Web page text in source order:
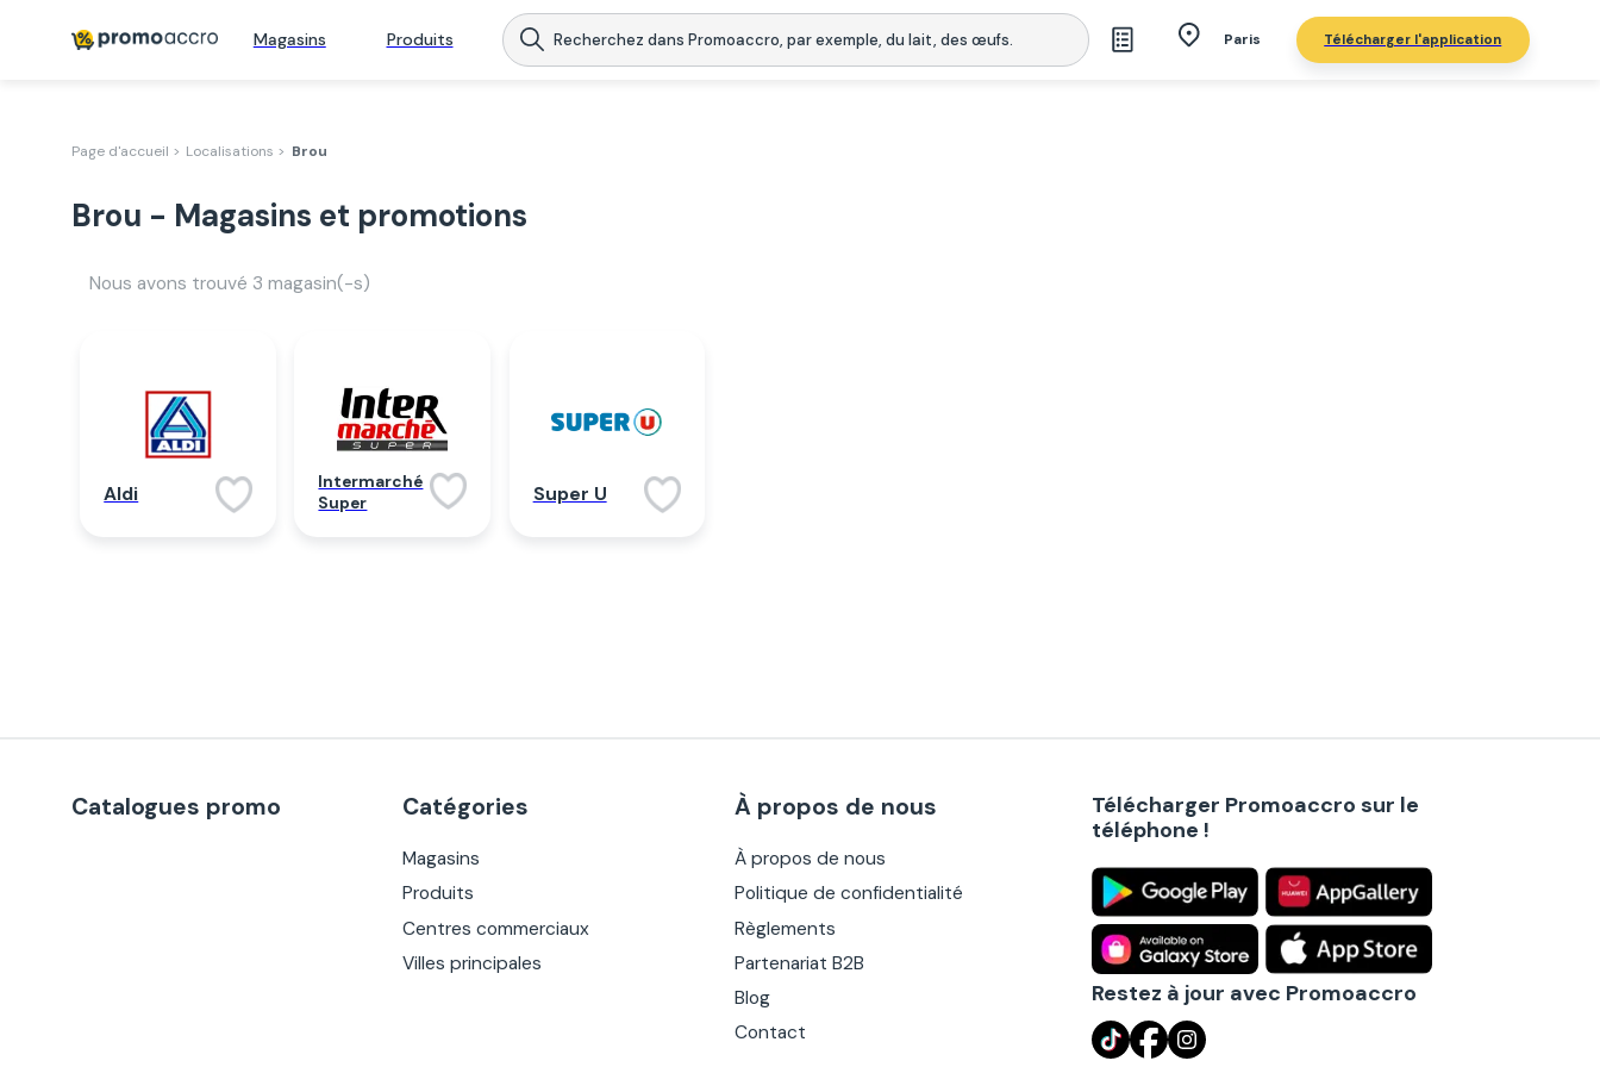
Magasins Produits Paris Télécharger l'application
Page d'accueil > Localisations > Brou
Brou - Magasins et promotions
Nous avons trouvé 3 magasin(-s)
Aldi
Intermarché
Super
Super U
Catalogues promo Catégories
Magasins
Produits
Centres commerciaux
Villes principales
À propos de nous
À propos de nous
Politique de confidentialité
Règlements
Partenariat B2B
Blog
Contact
Télécharger Promoaccro sur le
téléphone !
Restez à jour avec Promoaccro